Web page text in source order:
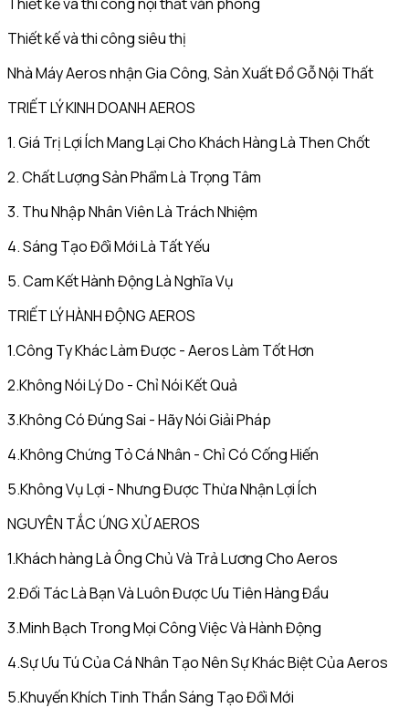
Thiết kế và thi công siêu thị
Nhà Máy Aeros nhận Gia Công, Sản Xuất Đồ Gỗ Nội Thất
TRIẾT LÝ KINH DOANH AEROS
1. Giá Trị Lợi Ích Mang Lại Cho Khách Hàng Là Then Chốt
2. Chất Lượng Sản Phẩm Là Trọng Tâm
3. Thu Nhập Nhân Viên Là Trách Nhiệm
4. Sáng Tạo Đổi Mới Là Tất Yếu
5. Cam Kết Hành Động Là Nghĩa Vụ
TRIẾT LÝ HÀNH ĐỘNG AEROS
1.Công Ty Khác Làm Được - Aeros Làm Tốt Hơn
2.Không Nói Lý Do - Chỉ Nói Kết Quả
3.Không Có Đúng Sai - Hãy Nói Giải Pháp
4.Không Chứng Tỏ Cá Nhân - Chỉ Có Cống Hiến
5.Không Vụ Lợi - Nhưng Được Thừa Nhận Lợi Ích
NGUYÊN TẮC ỨNG XỬ AEROS
1.Khách hàng Là Ông Chủ Và Trả Lương Cho Aeros
2.Đối Tác Là Bạn Và Luôn Được Ưu Tiên Hàng Đầu
3.Minh Bạch Trong Mọi Công Việc Và Hành Động
4.Sự Ưu Tú Của Cá Nhân Tạo Nên Sự Khác Biệt Của Aeros
5.Khuyến Khích Tinh Thần Sáng Tạo Đổi Mới